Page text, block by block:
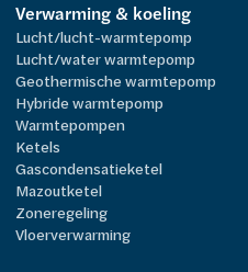
Verwarming & koeling
Lucht/lucht-warmtepomp
Lucht/water warmtepomp
Geothermische warmtepomp
Hybride warmtepomp
Warmtepompen
Ketels
Gascondensatieketel
Mazoutketel
Zoneregeling
Vloerverwarming